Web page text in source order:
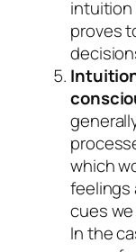
intuition
proves
which
feelings
cues
In the